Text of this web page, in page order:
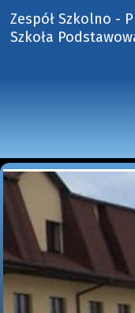
Zespół Szkolno -
Szkoła